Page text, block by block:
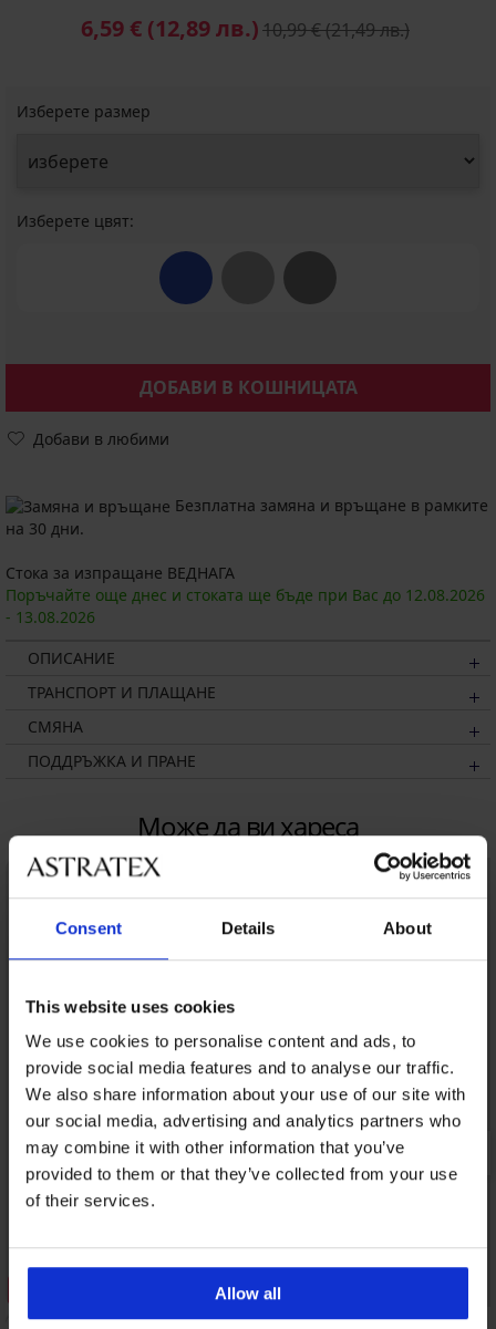
Consent Details About
This website uses cookies
We use cookies to personalise content and ads, to
provide social media features and to analyse our traffic.
We also share information about your use of our site with
our social media, advertising and analytics partners who
may combine it with other information that you’ve
provided to them or that they’ve collected from your use
of their services.
Allow all
6,59 € (12,89 лв.)10,99 €(21,49 лв.)
Изберете размер
Изберете цвят:
ДОБАВИ В КОШНИЦАТА
Добави в любими
Безплатна замяна и връщане в рамките
на 30 дни.
Стока за изпращане ВЕДНАГА
Поръчайте още днес и стоката ще бъде при Вас до 12.08.2026
- 13.08.2026
ОПИСАНИЕ
ТРАНСПОРТ И ПЛАЩАНЕ
СМЯНА
ПОДДРЪЖКА И ПРАНЕ
Може да ви хареса